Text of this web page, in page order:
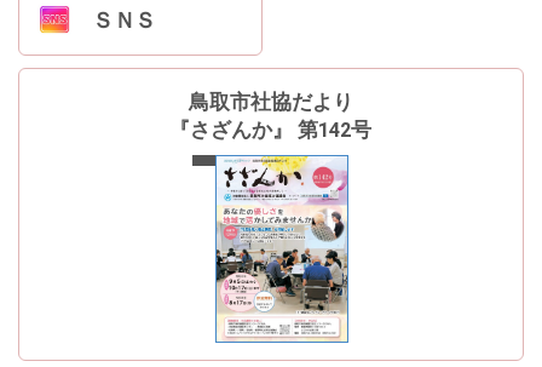
ＳＮＳ
鳥取市社協だより
『さざんか』 第142号